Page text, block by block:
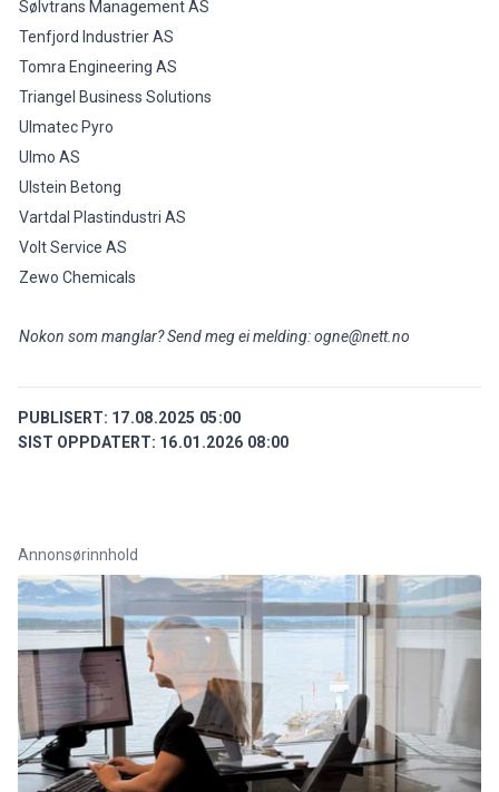
Sølvtrans Management AS
Tenfjord Industrier AS
Tomra Engineering AS
Triangel Business Solutions
Ulmatec Pyro
Ulmo AS
Ulstein Betong
Vartdal Plastindustri AS
Volt Service AS
Zewo Chemicals
Nokon som manglar? Send meg ei melding: ogne@nett.no
PUBLISERT: 17.08.2025 05:00
SIST OPPDATERT: 16.01.2026 08:00
Annonsørinnhold